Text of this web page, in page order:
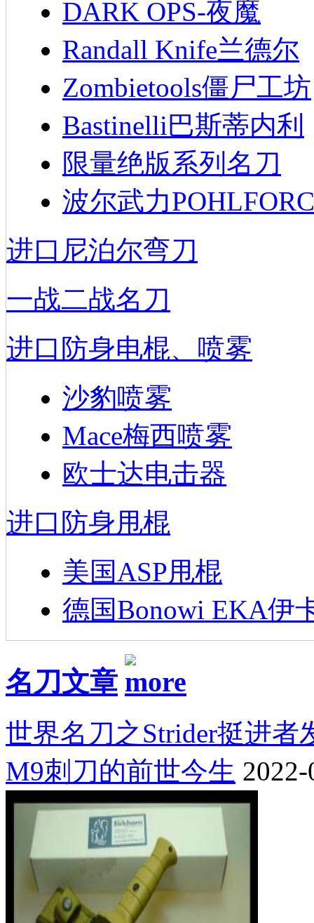
DARK OPS-夜魔
Randall Knife兰德尔
Zombietools僵尸工坊
Bastinelli巴斯蒂内利
限量绝版系列名刀
波尔武力
进口尼泊尔弯刀
一战二战名刀
进口防身电棍、喷雾
沙豹喷雾
Mace梅西喷雾
欧士达电击器
进口防身甩棍
美国ASP甩棍
德国Bonowi EKA伊
名刀文章
世界名刀之Strider挺进者
M9刺刀的前世今生